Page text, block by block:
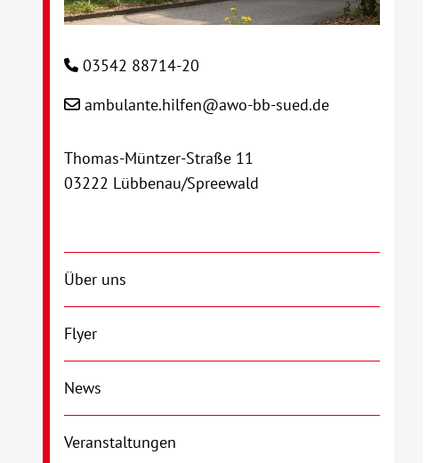
03542 88714-20
ambulante.hilfen@awo-bb-sued.de
Thomas-Müntzer-Straße 11
03222 Lübbenau/Spreewald
Über uns
Flyer
News
Veranstaltungen